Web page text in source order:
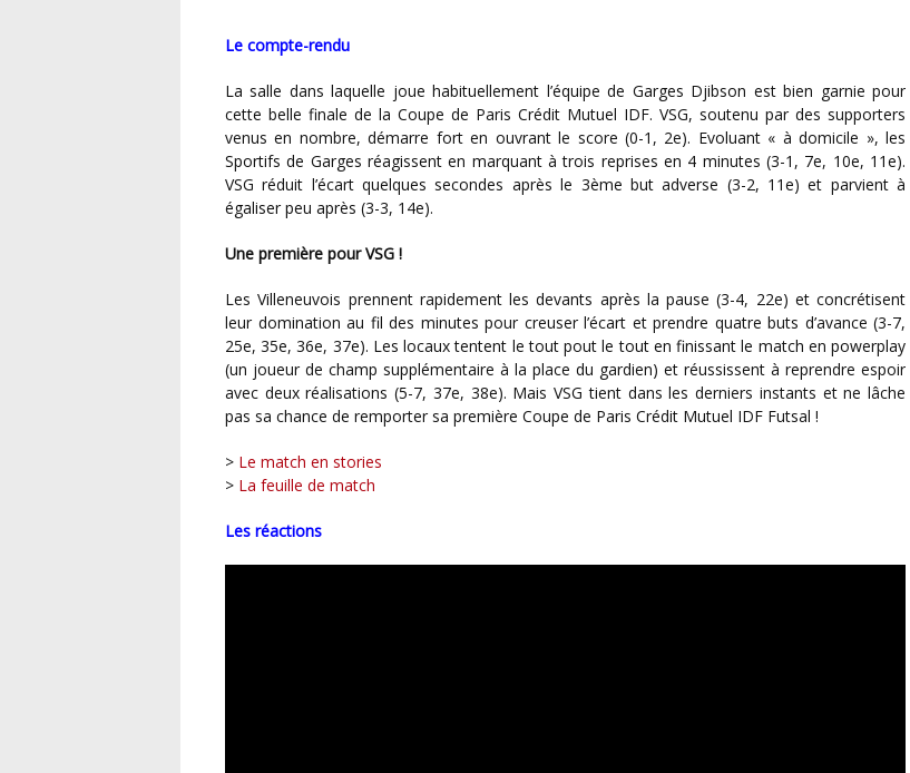
Le compte-rendu
La salle dans laquelle joue habituellement l’équipe de Garges Djibson est bien garnie pour
cette belle finale de la Coupe de Paris Crédit Mutuel IDF. VSG, soutenu par des supporters
venus en nombre, démarre fort en ouvrant le score (0-1, 2e). Evoluant « à domicile », les
Sportifs de Garges réagissent en marquant à trois reprises en 4 minutes (3-1, 7e, 10e, 11e).
VSG réduit l’écart quelques secondes après le 3ème but adverse (3-2, 11e) et parvient à
égaliser peu après (3-3, 14e).
Une première pour VSG !
Les Villeneuvois prennent rapidement les devants après la pause (3-4, 22e) et concrétisent
leur domination au fil des minutes pour creuser l’écart et prendre quatre buts d’avance (3-7,
25e, 35e, 36e, 37e). Les locaux tentent le tout pout le tout en finissant le match en powerplay
(un joueur de champ supplémentaire à la place du gardien) et réussissent à reprendre espoir
avec deux réalisations (5-7, 37e, 38e). Mais VSG tient dans les derniers instants et ne lâche
pas sa chance de remporter sa première Coupe de Paris Crédit Mutuel IDF Futsal !
> Le match en stories
> La feuille de match
Les réactions